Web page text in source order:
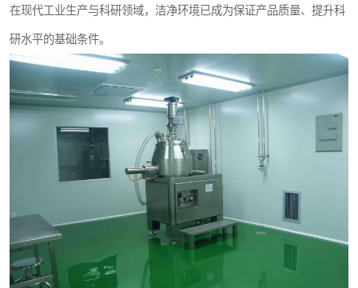
在现代工业生产与科研领域，洁净环境已成为保证产品质量、提升科
研水平的基础条件。